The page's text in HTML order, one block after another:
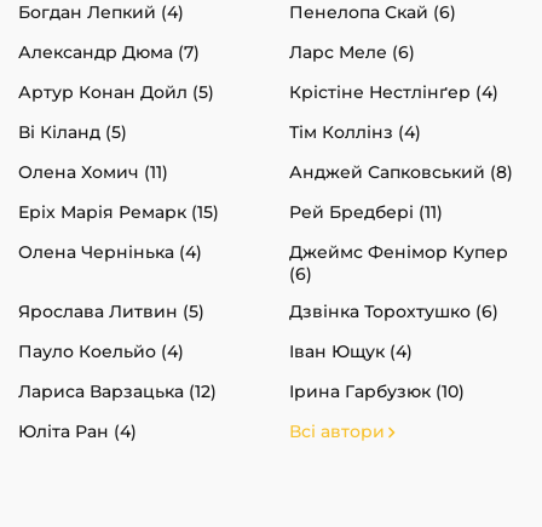
Богдан Лепкий (4)
Пенелопа Скай (6)
Александр Дюма (7)
Ларс Меле (6)
Артур Конан Дойл (5)
Крістіне Нестлінґер (4)
Ві Кіланд (5)
Тім Коллінз (4)
Олена Хомич (11)
Анджей Сапковський (8)
Еріх Марія Ремарк (15)
Рей Бредбері (11)
Олена Чернінька (4)
Джеймс Фенімор Купер
(6)
Ярослава Литвин (5)
Дзвінка Торохтушко (6)
Пауло Коельйо (4)
Іван Ющук (4)
Лариса Варзацька (12)
Ірина Гарбузюк (10)
Юліта Ран (4)
Всі автори